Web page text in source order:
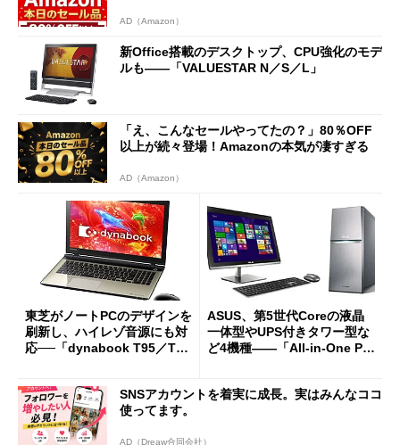
AD（Amazon）
新Office搭載のデスクトップ、CPU強化のモデ
ルも――「VALUESTAR N／S／L」
「え、こんなセールやってたの？」80％OFF
以上が続々登場！Amazonの本気が凄すぎる
AD（Amazon）
東芝がノートPCのデザインを
刷新し、ハイレゾ音源にも対
応──「dynabook T95／T75
ASUS、第5世代Coreの液晶
一体型やUPS付きタワー型な
ど4機種――「All-in-One PC
SNSアカウントを着実に成長。実はみんなココ
使ってます。
AD（Dreaw合同会社）